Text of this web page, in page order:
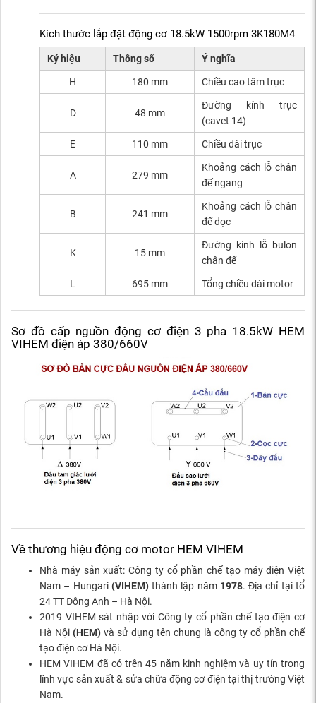
Kích thước lắp đặt động cơ 18.5kW 1500rpm 3K180M4
Ký hiệu Thông số Ý nghĩa
H 180 mm Chiều cao tâm trục
D 48 mm
Đường kính trục
(cavet 14)
E 110 mm Chiều dài trục
A 279 mm
Khoảng cách lỗ chân
đế ngang
B 241 mm
Khoảng cách lỗ chân
đế dọc
K 15 mm
Đường kính lỗ bulon
chân đế
L 695 mm Tổng chiều dài motor
Sơ đồ cấp nguồn động cơ điện 3 pha 18.5kW HEM
VIHEM điện áp 380/660V
Về thương hiệu động cơ motor HEM VIHEM
Nhà máy sản xuất: Công ty cổ phần chế tạo máy điện Việt
Nam – Hungari (VIHEM)thành lập năm 1978. Địa chỉ tại tổ
24 TT Đông Anh – Hà Nội.
2019 VIHEM sát nhập với Công ty cổ phần chế tạo điện cơ
Hà Nội (HEM) và sử dụng tên chung là công ty cổ phần chế
tạo điện cơ Hà Nội.
HEM VIHEM đã có trên 45 năm kinh nghiệm và uy tín trong
lĩnh vực sản xuất & sửa chữa động cơ điện tại thị trường Việt
Nam.